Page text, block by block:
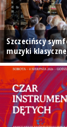
Szczecińscy
muzyki